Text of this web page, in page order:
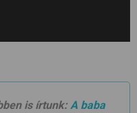
is írtunk: A baba